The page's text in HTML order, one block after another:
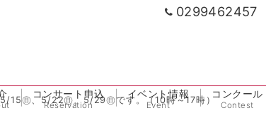
0299462457
コンサート申込
Reservation
イベント情報
Event
コンクール
Contest
15㊐、5/22㊐、5/29㊐です。（10時～17時）